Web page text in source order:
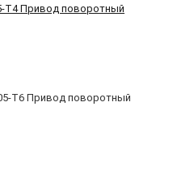
T4 Привод поворотный